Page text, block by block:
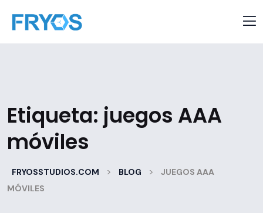
Etiqueta: juegos AAA
móviles
FRYOSSTUDIOS.COM > BLOG >
JUEGOS AAA
MÓVILES